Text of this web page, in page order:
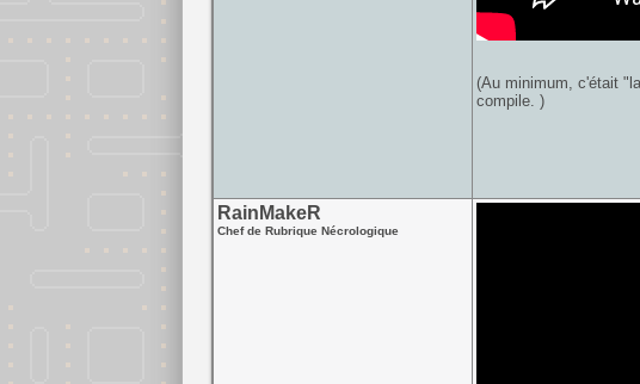
(Au minimum, c'était
compile. )
RainMakeR
Chef de Rubrique Nécrologique